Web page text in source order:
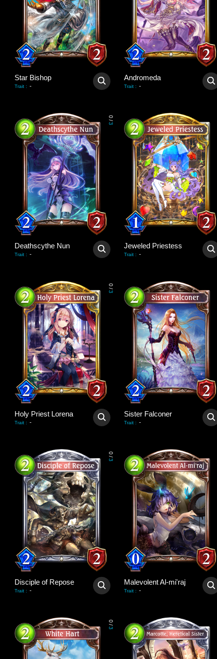
Star Bishop
Trait : -
Andromeda
Trait : -
0
/
3
Deathscythe Nun
Trait : -
Jeweled Priestess
Trait : -
0
/
3
Holy Priest Lorena
Trait : -
Sister Falconer
Trait : -
0
/
3
Disciple of Repose
Trait : -
Malevolent Al-mi'raj
Trait : -
0
/
3